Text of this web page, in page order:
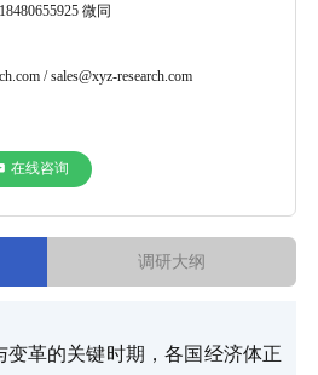
微同
/ sales@xyz-research.com
在线咨询
调研大纲
革的关键时期，各国经济体正